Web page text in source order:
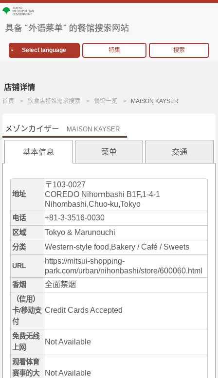
Select language 特集 搜索
店铺详情
首页 饮食店特殊需求搜索 餐馆一览 MAISON KAYSER
メゾンカイザー MAISON KAYSER
基本信息 菜单 交通
地址
〒103-0027
COREDO Nihoｍbashi B1F,1-4-1
Nihombashi,Chuo-ku,Tokyo
电话 +81-3-3516-0030
区域 Tokyo & Marunouchi
分类 Western-style food,Bakery / Café / Sweets
URL
https://mitsui-shopping-
park.com/urban/nihonbashi/store/600060.html
香烟 全面禁烟
（信用）
卡/移动支
付
Credit Cards Accepted
免费无线
上网
Not Available
观看体育
赛事的大
Not Available